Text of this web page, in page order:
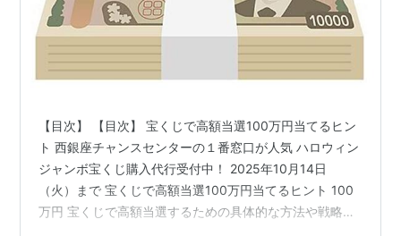
【目次】 【目次】 宝くじで高額当選100万円当てるヒン
ト 西銀座チャンスセンターの１番窓口が人気 ハロウィン
ジャンボ宝くじ購入代行受付中！ 2025年10月14日
（火）まで 宝くじで高額当選100万円当てるヒント 100
万円 宝くじで高額当選するための具体的な方法や戦略は